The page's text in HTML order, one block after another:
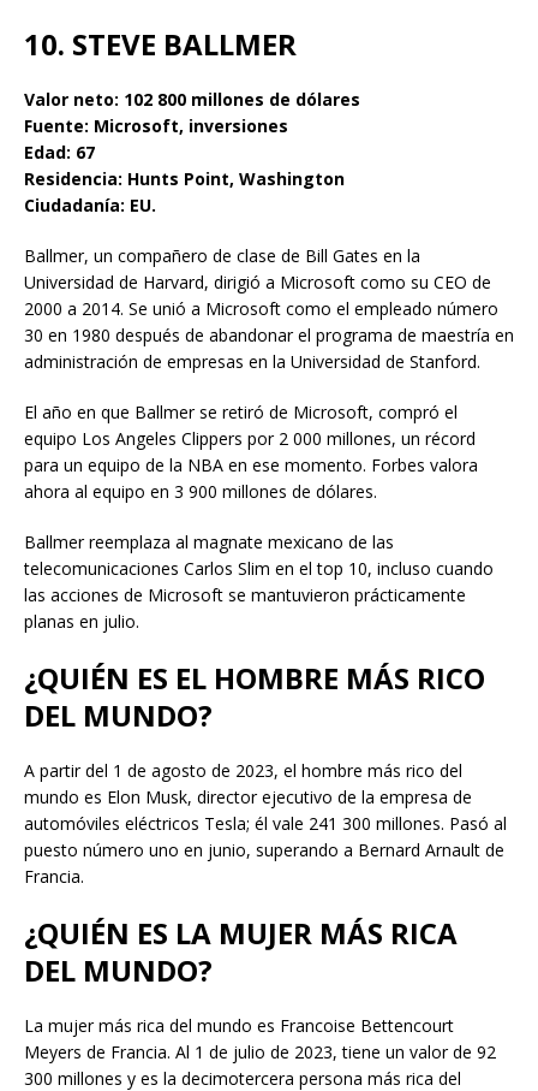
10. STEVE BALLMER
Valor neto: 102 800 millones de dólares
Fuente: Microsoft, inversiones
Edad: 67
Residencia: Hunts Point, Washington
Ciudadanía: EU.
Ballmer, un compañero de clase de Bill Gates en la
Universidad de Harvard, dirigió a Microsoft como su CEO de
2000 a 2014. Se unió a Microsoft como el empleado número
30 en 1980 después de abandonar el programa de maestría en
administración de empresas en la Universidad de Stanford.
El año en que Ballmer se retiró de Microsoft, compró el
equipo Los Angeles Clippers por 2 000 millones, un récord
para un equipo de la NBA en ese momento. Forbes valora
ahora al equipo en 3 900 millones de dólares.
Ballmer reemplaza al magnate mexicano de las
telecomunicaciones Carlos Slim en el top 10, incluso cuando
las acciones de Microsoft se mantuvieron prácticamente
planas en julio.
¿QUIÉN ES EL HOMBRE MÁS RICO
DEL MUNDO?
A partir del 1 de agosto de 2023, el hombre más rico del
mundo es Elon Musk, director ejecutivo de la empresa de
automóviles eléctricos Tesla; él vale 241 300 millones. Pasó al
puesto número uno en junio, superando a Bernard Arnault de
Francia.
¿QUIÉN ES LA MUJER MÁS RICA
DEL MUNDO?
La mujer más rica del mundo es Francoise Bettencourt
Meyers de Francia. Al 1 de julio de 2023, tiene un valor de 92
300 millones y es la decimotercera persona más rica del